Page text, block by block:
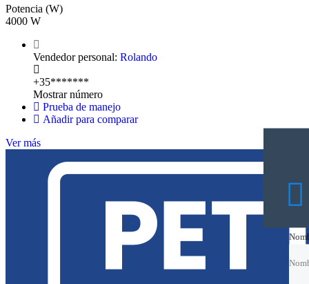
Potencia (W)
4000 W
Vendedor personal: Rolando
+35*******
Mostrar número
Prueba de manejo
Añadir para comparar
Ver más